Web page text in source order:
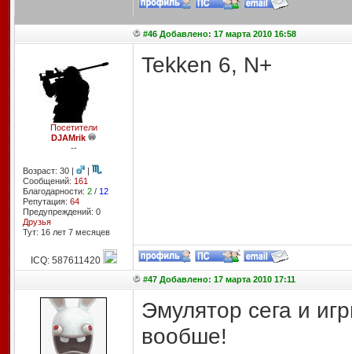
#46 Добавлено: 17 марта 2010 16:58
Посетители
DJAMrik
--
Возраст: 30 |
|
Сообщений: 161
Благодарности: 2/ 12
Репутация: 64
Предупреждений: 0
Друзья
Тут: 16 лет 7 месяцев
Tekken 6, N+
ICQ: 587611420
#47 Добавлено: 17 марта 2010 17:11
Эмулятор сега и
вообше!